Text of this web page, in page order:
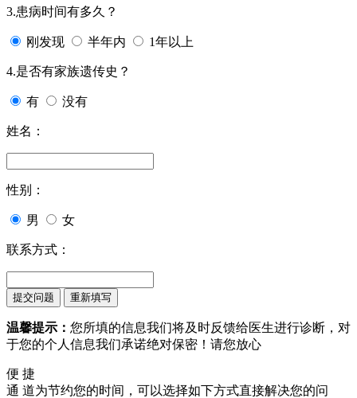
3.患病时间有多久？
刚发现 半年内 1年以上
4.是否有家族遗传史？
有 没有
姓名：
性别：
男 女
联系方式：
温馨提示： 您所填的信息我们将及时反馈给医生进行诊断，对
于您的个人信息我们承诺绝对保密！请您放心
便 捷
通 道为节约您的时间，可以选择如下方式直接解决您的问